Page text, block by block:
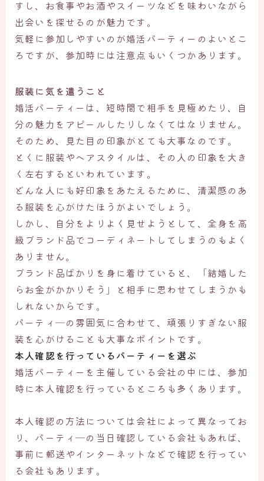
すし、お食事やお酒やスイーツなどを味わいながら
出会いを探せるのが魅力です。
気軽に参加しやすいのが婚活パーティーのよいとこ
ろですが、参加時には注意点もいくつかあります。
服装に気を遣うこと
婚活パーティーは、短時間で相手を見極めたり、自
分の魅力をアピールしたりしなくてはなりません。
そのため、見た目の印象がとても大事なのです。
とくに服装やヘアスタイルは、その人の印象を大き
く左右するといわれています。
どんな人にも好印象をあたえるために、清潔感のあ
る服装を心がけたほうがよいでしょう。
しかし、自分をよりよく見せようとして、全身を高
級ブランド品でコーディネートしてしまうのもよく
ありません。
ブランド品ばかりを身に着けていると、「結婚した
らお金がかかりそう」と相手に思わせてしまうかも
しれないからです。
パーティ―の雰囲気に合わせて、頑張りすぎない服
装を心がけることも大事なポイントです。
本人確認を行っているパーティーを選ぶ
婚活パーティーを主催している会社の中には、参加
時に本人確認を行っているところも多くあります。
本人確認の方法については会社によって異なってお
り、パーティ―の当日確認している会社もあれば、
事前に郵送やインターネットなどで確認を行ってい
る会社もあります。